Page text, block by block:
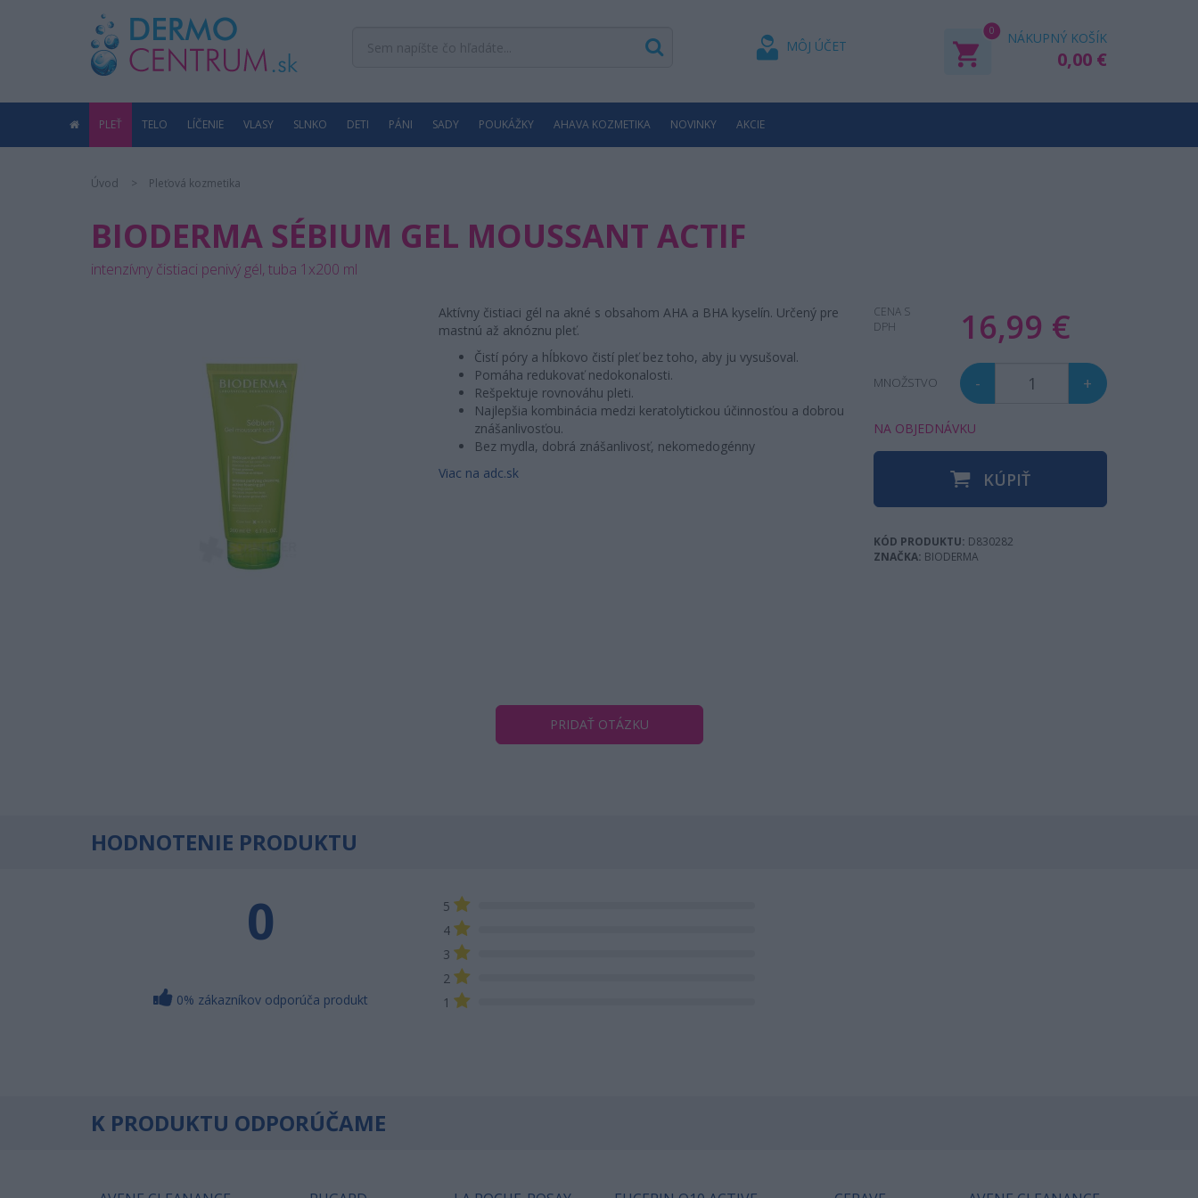
MÔJ ÚČET NÁKUPNÝ KOŠÍK
0,00 €
0
PLEŤ TELO LÍČENIE VLASY SLNKO DETI PÁNI SADY POUKÁŽKY AHAVA KOZMETIKA NOVINKY AKCIE
Úvod Pleťová kozmetika
BIODERMA SÉBIUM GEL MOUSSANT ACTIF
intenzívny čistiaci penivý gél, tuba 1x200 ml
Aktívny čistiaci gél na akné s obsahom AHA a BHA kyselín. Určený pre
mastnú až aknóznu pleť.
Čistí póry a hĺbkovo čistí pleť bez toho, aby ju vysušoval.
Pomáha redukovať nedokonalosti.
Rešpektuje rovnováhu pleti.
Najlepšia kombinácia medzi keratolytickou účinnosťou a dobrou
znášanlivosťou.
Bez mydla, dobrá znášanlivosť, nekomedogénny
Viac na adc.sk
CENA S
DPH
16,99 €
MNOŽSTVO - +
NA OBJEDNÁVKU
KÚPIŤ
KÓD PRODUKTU: D830282
ZNAČKA: BIODERMA
PRIDAŤ OTÁZKU
HODNOTENIE PRODUKTU
0
0% zákazníkov odporúča produkt
5
4
3
2
1
K PRODUKTU ODPORÚČAME